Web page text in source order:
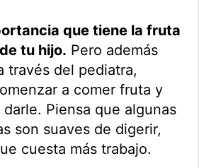
que tiene la fruta
tu hijo. Pero además
través del pediatra,
a comer fruta y
Piensa que algunas
son suaves de digerir,
cuesta más trabajo.